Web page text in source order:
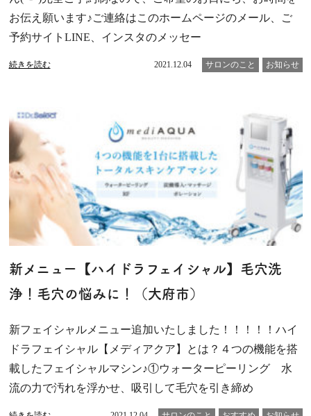
お伝え願います♪ご連絡はこのホームページのメール、ご
予約サイトLINE、インスタのメッセー
続きを読む 2021.12.04 サロンのこと お知らせ
新メニュー【ハイドラフェイシャル】毛穴洗
浄！毛穴の悩みに！（大府市）
新フェイシャルメニュー追加いたしました！！！！！ハイ
ドラフェイシャル【メディアクア】とは？４つの機能を搭
載したフェイシャルマシン♪①ウォーターピーリング 水
流の力で汚れを浮かせ、吸引して毛穴を引き締め